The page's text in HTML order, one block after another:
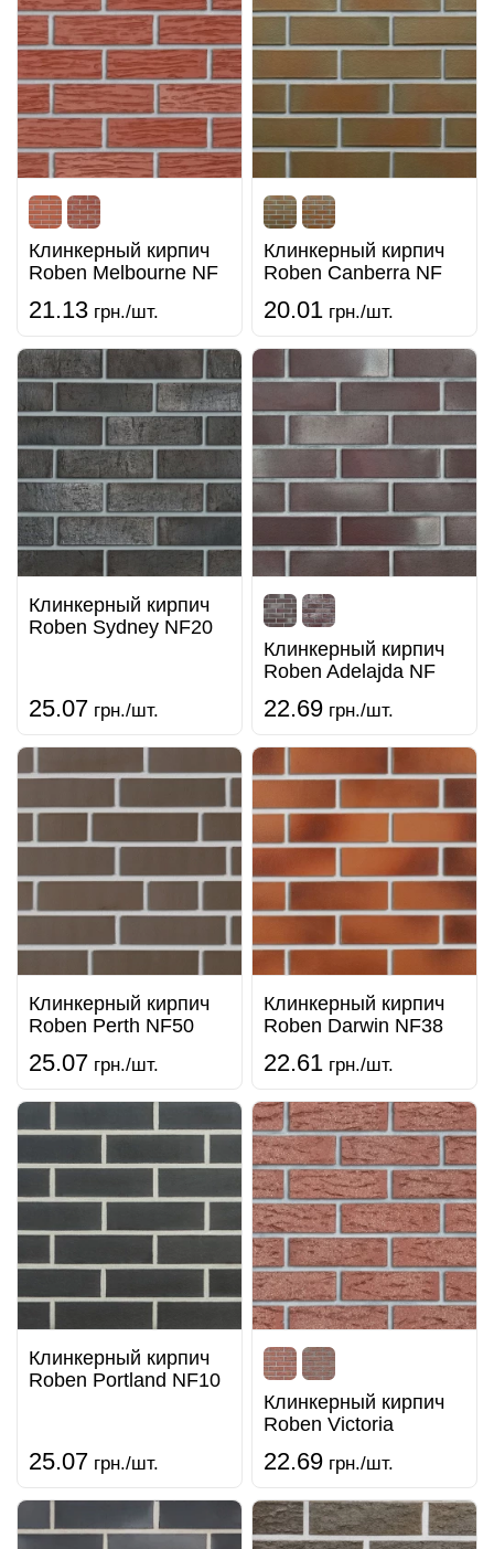
Клинкерный кирпич
Roben Melbourne NF
21.13 грн./шт.
Клинкерный кирпич
Roben Сanberra NF
20.01 грн./шт.
Клинкерный кирпич
Roben Sydney NF20
25.07 грн./шт.
Клинкерный кирпич
Roben Adelajda NF
22.69 грн./шт.
Клинкерный кирпич
Roben Perth NF50
25.07 грн./шт.
Клинкерный кирпич
Roben Darwin NF38
22.61 грн./шт.
Клинкерный кирпич
Roben Portland NF10
25.07 грн./шт.
Клинкерный кирпич
Roben Victoria
22.69 грн./шт.